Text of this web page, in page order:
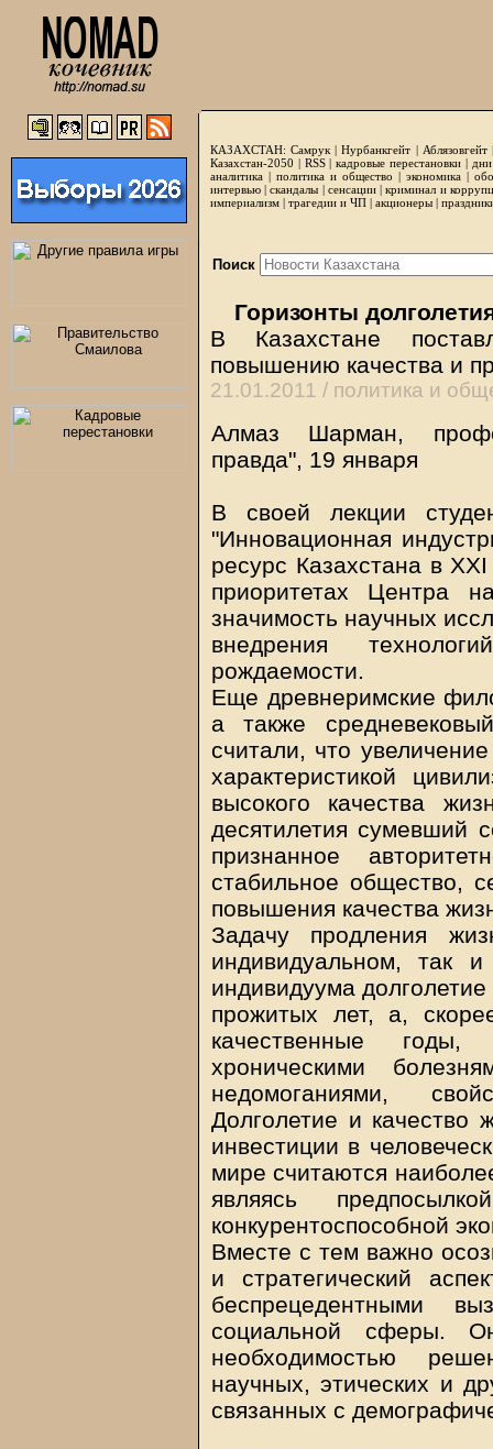
КАЗАХСТАН: Самрук |Нурбанкгейт | Аблязовгейт
Казахстан-2050 | RSS|кадровые перестановки|
аналитика | политика и общество | экономика |
интервью |скандалы | сенсации|криминал и
империализм | трагедии и ЧП | акционеры |
Поиск
Горизонты
В Казахстане
повышению качества и
21.01.2011 / политика и
Алмаз Шарман,
правда", 19 января
В своей лекции
"Инновационная
ресурс Казахстана в
приоритетах Центра
значимость научных
внедрения
рождаемости.
Еще древнеримские
а также
считали, что
характеристикой
высокого качества
десятилетия сумевший
признанное
стабильное общество,
повышения качества
Задачу продления
индивидуальном, так
индивидуума
прожитых лет, а,
качественные
хроническими
недомоганиями,
Долголетие и качество
инвестиции в
мире считаются
являясь
конкурентоспособной
Вместе с тем важно
и стратегический
беспрецедентными
социальной сферы.
необходимостью
научных, этических и
связанных с